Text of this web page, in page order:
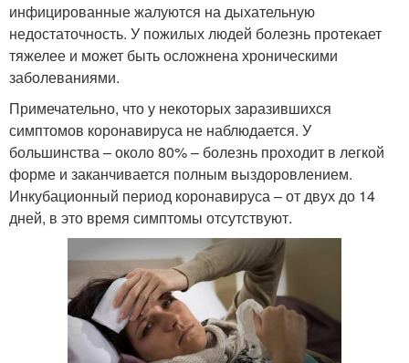
инфицированные жалуются на дыхательную
недостаточность. У пожилых людей болезнь протекает
тяжелее и может быть осложнена хроническими
заболеваниями.
Примечательно, что у некоторых заразившихся
симптомов коронавируса не наблюдается. У
большинства – около 80% – болезнь проходит в легкой
форме и заканчивается полным выздоровлением.
Инкубационный период коронавируса – от двух до 14
дней, в это время симптомы отсутствуют.